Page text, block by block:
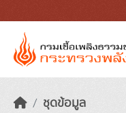
ชุดข้อมูล